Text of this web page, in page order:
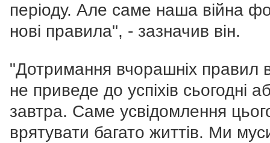
періоду. Але саме наша війна
нові правила", - зазначив він.
"Дотримання вчорашніх правил
не приведе до успіхів сьогодні
завтра. Саме усвідомлення
врятувати багато життів. Ми